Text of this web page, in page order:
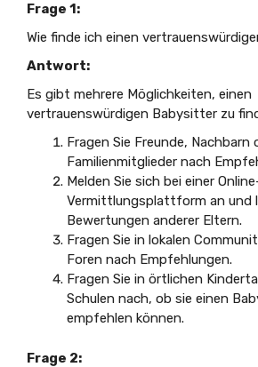
Frage 1:
Wie finde ich einen
Antwort:
Es gibt mehrere Möglichkeiten, einen
vertrauenswürdigen Babysitter zu
Fragen Sie Freunde, Nachbarn
Familienmitglieder nach
Melden Sie sich bei einer
Vermittlungsplattform an und
Bewertungen anderer Eltern.
Fragen Sie in lokalen
Foren nach Empfehlungen.
Fragen Sie in örtlichen
Schulen nach, ob sie einen
empfehlen können.
Frage 2: